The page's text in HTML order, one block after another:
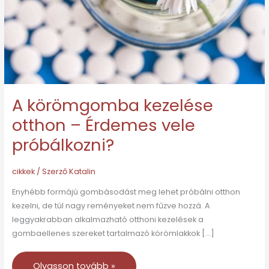
A körömgomba kezelése
otthon – Érdemes vele
próbálkozni?
cikkek/ SzerzőKatalin
Enyhébb formájú gombásodást meg lehet próbálni otthon
kezelni, de túl nagy reményeket nem fűzve hozzá. A
leggyakrabban alkalmazható otthoni kezelések a
gombaellenes szereket tartalmazó körömlakkok […]
Érdemes
vele
próbálkozni?
Olvasson tovább »